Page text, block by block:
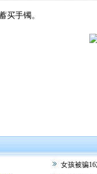
手镯。
女孩被骗